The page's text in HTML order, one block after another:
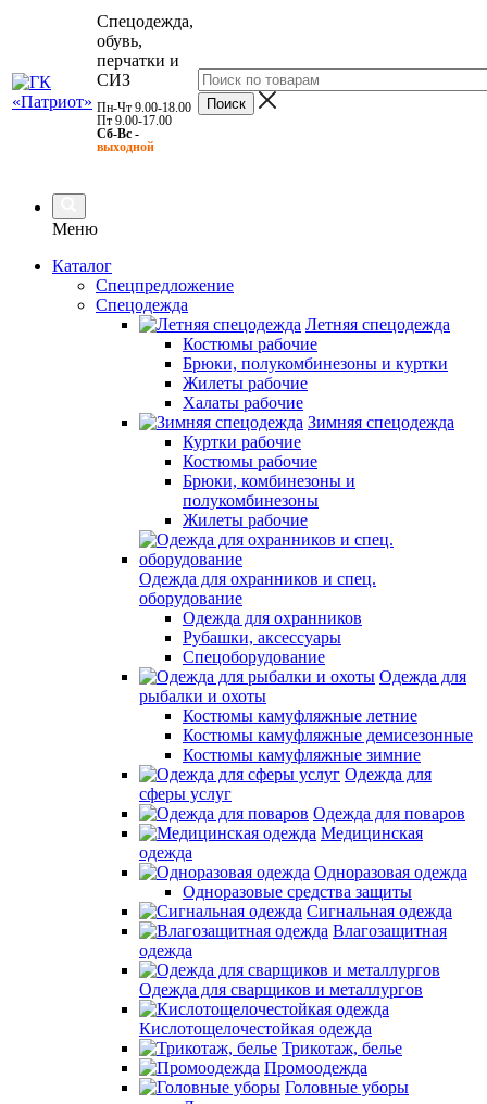
Спецодежда,
обувь,
перчатки и
СИЗ
Пн-Чт 9.00-18.00
Пт 9.00-17.00
Сб-Вс -
выходной
Меню
Каталог
Спецпредложение
Спецодежда
Летняя спецодежда
Костюмы рабочие
Брюки, полукомбинезоны и куртки
Жилеты рабочие
Халаты рабочие
Зимняя спецодежда
Куртки рабочие
Костюмы рабочие
Брюки, комбинезоны и
полукомбинезоны
Жилеты рабочие
Одежда для охранников и спец.
оборудование
Одежда для охранников
Рубашки, аксессуары
Спецоборудование
Одежда для
рыбалки и охоты
Костюмы камуфляжные летние
Костюмы камуфляжные демисезонные
Костюмы камуфляжные зимние
Одежда для
сферы услуг
Одежда для поваров
Медицинская
одежда
Одноразовая одежда
Одноразовые средства защиты
Сигнальная одежда
Влагозащитная
одежда
Одежда для сварщиков и металлургов
Кислотощелочестойкая одежда
Трикотаж, белье
Промоодежда
Головные уборы